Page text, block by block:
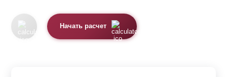
Начать расчет